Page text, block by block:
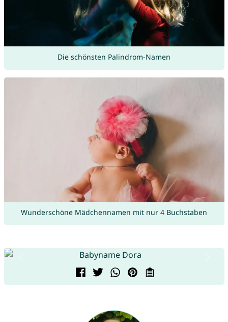
Die schönsten Palindrom-Namen
Wunderschöne Mädchennamen mit nur 4 Buchstaben